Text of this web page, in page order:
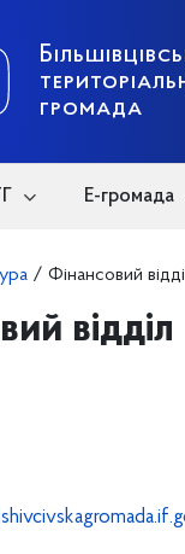
громада
Е-громада
/ Фінансовий
відділ